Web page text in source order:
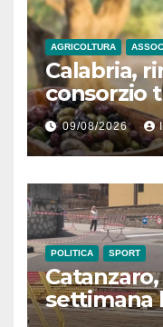
AGRICOLTURA
Calabria,
consorzio
09/08/2026
POLITICA SPORT
settimana